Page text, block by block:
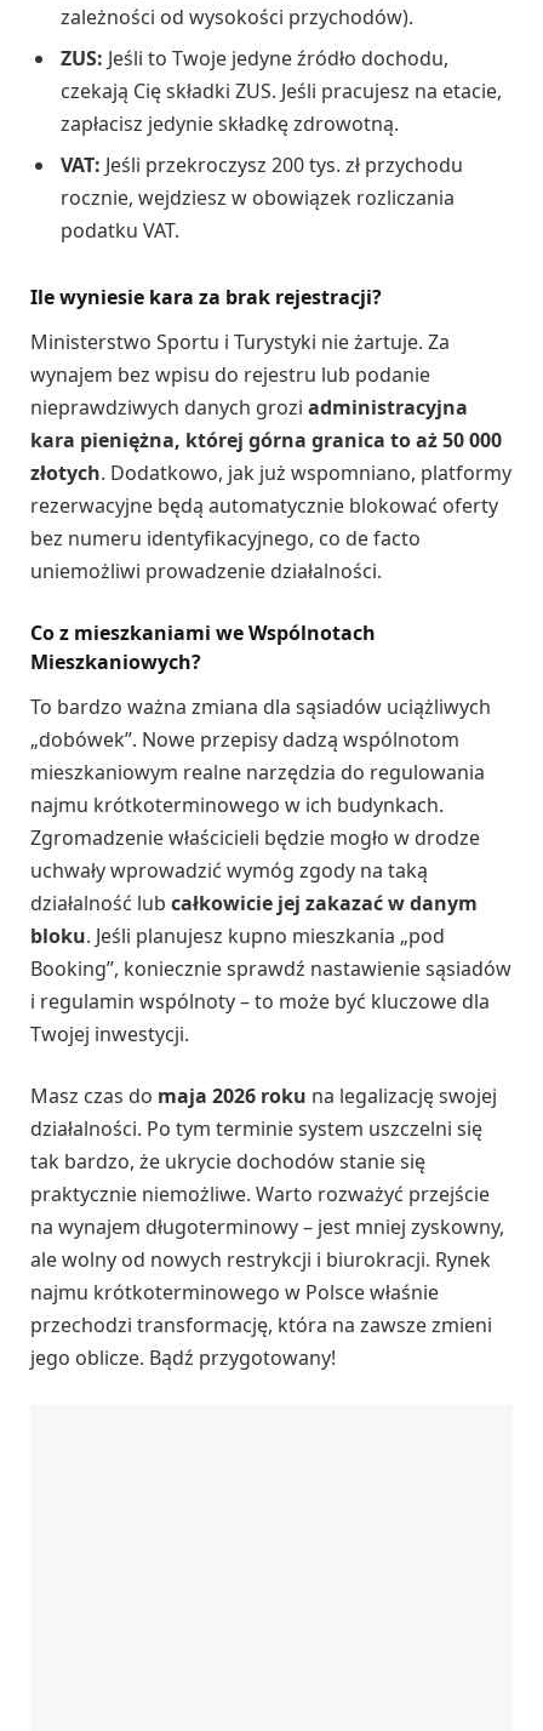
zależności od wysokości przychodów).
ZUS: Jeśli to Twoje jedyne źródło dochodu,
czekają Cię składki ZUS. Jeśli pracujesz na etacie,
zapłacisz jedynie składkę zdrowotną.
VAT: Jeśli przekroczysz 200 tys. zł przychodu
rocznie, wejdziesz w obowiązek rozliczania
podatku VAT.
Ile wyniesie kara za brak rejestracji?
Ministerstwo Sportu i Turystyki nie żartuje. Za
wynajem bez wpisu do rejestru lub podanie
nieprawdziwych danych grozi administracyjna
kara pieniężna, której górna granica to aż 50 000
złotych. Dodatkowo, jak już wspomniano, platformy
rezerwacyjne będą automatycznie blokować oferty
bez numeru identyfikacyjnego, co de facto
uniemożliwi prowadzenie działalności.
Co z mieszkaniami we Wspólnotach
Mieszkaniowych?
To bardzo ważna zmiana dla sąsiadów uciążliwych
„dobówek”. Nowe przepisy dadzą wspólnotom
mieszkaniowym realne narzędzia do regulowania
najmu krótkoterminowego w ich budynkach.
Zgromadzenie właścicieli będzie mogło w drodze
uchwały wprowadzić wymóg zgody na taką
działalność lub całkowicie jej zakazać w danym
bloku. Jeśli planujesz kupno mieszkania „pod
Booking”, koniecznie sprawdź nastawienie sąsiadów
i regulamin wspólnoty – to może być kluczowe dla
Twojej inwestycji.
Masz czas do maja 2026 roku na legalizację swojej
działalności. Po tym terminie system uszczelni się
tak bardzo, że ukrycie dochodów stanie się
praktycznie niemożliwe. Warto rozważyć przejście
na wynajem długoterminowy – jest mniej zyskowny,
ale wolny od nowych restrykcji i biurokracji. Rynek
najmu krótkoterminowego w Polsce właśnie
przechodzi transformację, która na zawsze zmieni
jego oblicze. Bądź przygotowany!